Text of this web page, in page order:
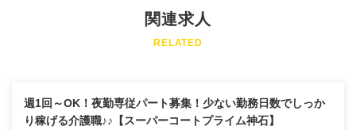
関連求人
RELATED
週1回～OK！夜勤専従パート募集！少ない勤務日数でしっか
り稼げる介護職♪♪【スーパーコートプライム神石】